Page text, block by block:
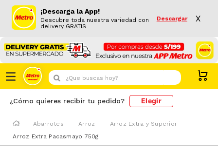
¡Descarga la App!
Descubre toda nuestra variedad con
delivery GRATIS
Descargar X
¿Que buscas hoy?
¿Cómo quieres recibir tu pedido? Elegir
Abarrotes Arroz
Arroz Extra y Superior
Arroz Extra Pacasmayo 750g